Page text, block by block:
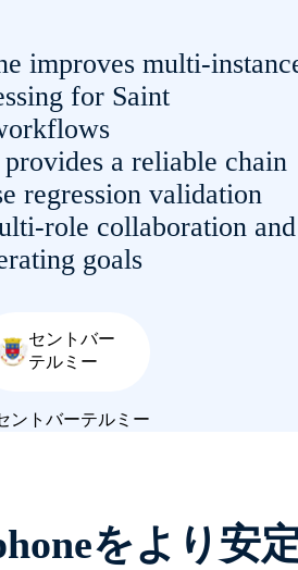
improves multi-
for Saint
a reliable chain
regression validation
role collaboration and
goals
セントバー
テルミー
をより安